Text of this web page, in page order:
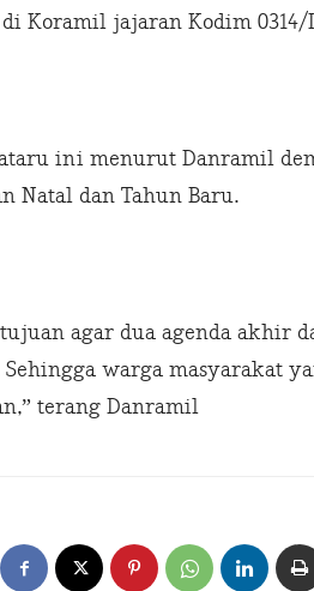
Koramil jajaran Kodim
ini menurut Danramil
Natal dan Tahun Baru.
agar dua agenda akhir
warga masyarakat
terang Danramil